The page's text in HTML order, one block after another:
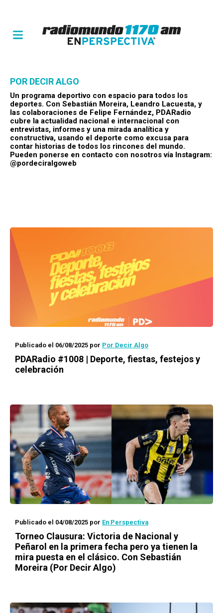
POR DECIR ALGO
Un programa deportivo con espacio para todos los
deportes. Con Sebastián Moreira, Leandro Lacuesta, y
las colaboraciones de Felipe Fernández, PDARadio
cubre la actualidad nacional e internacional con
entrevistas, informes y una mirada analítica y
constructiva, usando el deporte como excusa para
contar historias de todos los rincones del mundo.
Pueden ponerse en contacto con nosotros vía Instagram:
@pordeciralgoweb
Publicado el 06/08/2025 por Por Decir Algo
PDARadio #1008 | Deporte, fiestas, festejos y
celebración
Publicado el 04/08/2025 por En Perspectiva
Torneo Clausura: Victoria de Nacional y
Peñarol en la primera fecha pero ya tienen la
mira puesta en el clásico. Con Sebastián
Moreira (Por Decir Algo)